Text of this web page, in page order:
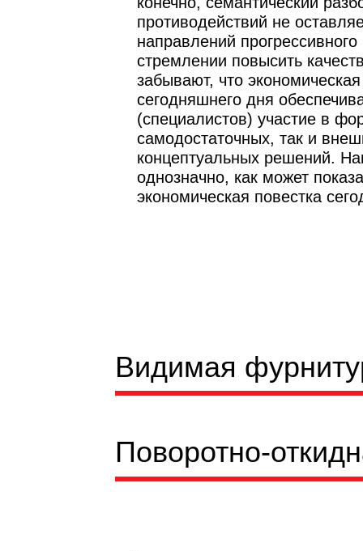
Поворотно-
противодействий не
направлений
стремлении повысить
забывают, что
сегодняшнего дня
(специалистов) участие в
самодостаточных, так и
концептуальных решений.
однозначно, как может
экономическая повестка
Видимая